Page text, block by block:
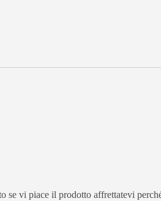
vi piace il prodotto affrettatevi